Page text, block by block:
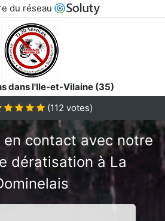
du réseau
dans l'Ile-et-Vilaine (35)
(112 votes)
contact avec notre
dératisation à La